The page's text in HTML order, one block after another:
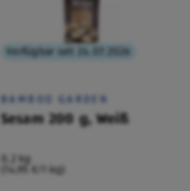
Verfügbar seit 24.07.2026
BAMBOO GARDEN
Sesam 200 g, Weiß
0,2 kg
(14,95 €/1 kg)